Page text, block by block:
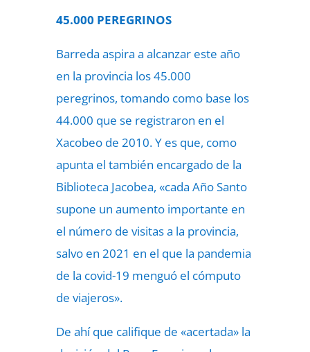
45.000 PEREGRINOS
Barreda aspira a alcanzar este año
en la provincia los 45.000
peregrinos, tomando como base los
44.000 que se registraron en el
Xacobeo de 2010. Y es que, como
apunta el también encargado de la
Biblioteca Jacobea, «cada Año Santo
supone un aumento importante en
el número de visitas a la provincia,
salvo en 2021 en el que la pandemia
de la covid-19 menguó el cómputo
de viajeros».
De ahí que califique de «acertada» la